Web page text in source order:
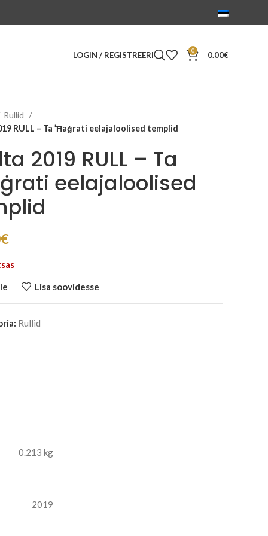
LOGIN / REGISTREERI 0 0.00€
Rullid
RULL – Ta ’Ħaġrati eelajaloolised templid
2019 RULL – Ta
eelajaloolised
€
Lisa soovidesse
Rullid
0.213 kg
2019